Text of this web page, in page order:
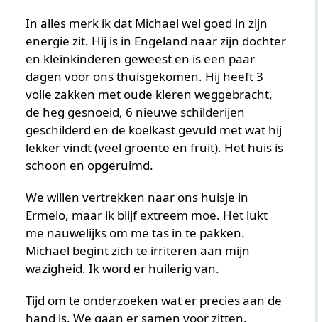
In alles merk ik dat Michael wel goed in zijn
energie zit. Hij is in Engeland naar zijn dochter
en kleinkinderen geweest en is een paar
dagen voor ons thuisgekomen. Hij heeft 3
volle zakken met oude kleren weggebracht,
de heg gesnoeid, 6 nieuwe schilderijen
geschilderd en de koelkast gevuld met wat hij
lekker vindt (veel groente en fruit). Het huis is
schoon en opgeruimd.
We willen vertrekken naar ons huisje in
Ermelo, maar ik blijf extreem moe. Het lukt
me nauwelijks om me tas in te pakken.
Michael begint zich te irriteren aan mijn
wazigheid. Ik word er huilerig van.
Tijd om te onderzoeken wat er precies aan de
hand is. We gaan er samen voor zitten.